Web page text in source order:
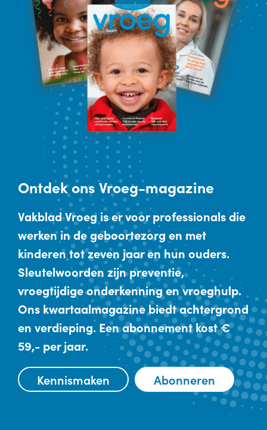
Ontdekons Vroeg-magazine
Vakblad Vroeg is er voor professionals die
werken in de geboortezorg en met
kinderen tot zeven jaar en hun ouders.
Sleutelwoorden zijn preventie,
vroegtijdige onderkenning en vroeghulp.
Ons kwartaalmagazine biedt achtergrond
en verdieping. Een abonnement kost €
59,- per jaar.
Kennismaken Abonneren